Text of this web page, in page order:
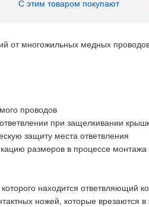
С этим товаром покупают
от многожильных медных
проводов
при защелкивании
защиту места ответвления
размеров в процессе монтажа
находится ответвляющий
ножей, которые врезаются